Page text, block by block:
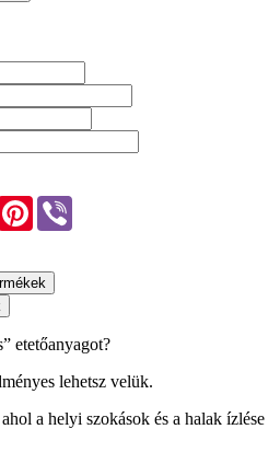
Pinterest
etetőanyagot?
lehetsz velük.
a helyi szokások és a halak ízlése